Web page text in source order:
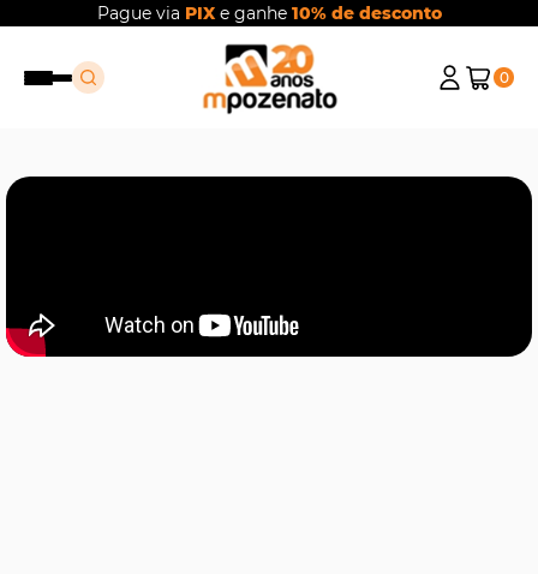
Pague via PIXe ganhe 10% de desconto
0